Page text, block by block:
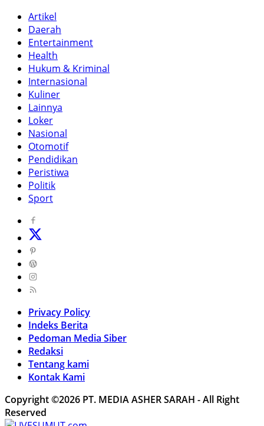
Artikel
Daerah
Entertainment
Health
Hukum & Kriminal
Internasional
Kuliner
Lainnya
Loker
Nasional
Otomotif
Pendidikan
Peristiwa
Politik
Sport
Privacy Policy
Indeks Berita
Pedoman Media Siber
Redaksi
Tentang kami
Kontak Kami
Copyright ©2026 PT. MEDIA ASHER SARAH - All Right
Reserved